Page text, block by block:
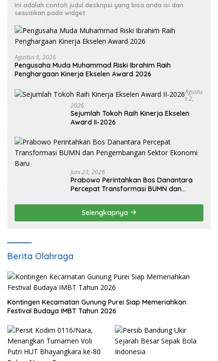
Ini adalah contoh judul deskripsi yang bisa anda isi dan
sesuaikan pada widget
Agustus 6, 2026
Pengusaha Muda Muhammad Riski Ibrahim Raih
Penghargaan Kinerja Ekselen Award 2026
Agustu
S 2,
2026
Sejumlah Tokoh Raih Kinerja Ekselen
Award II-2026
Juni 23, 2026
Prabowo Perintahkan Bos Danantara
Percepat Transformasi BUMN dan
Selengkapnya
Berita Olahraga
Kontingen Kecamatan Gunung Purei Siap Memeriahkan
Festival Budaya IMBT Tahun 2026